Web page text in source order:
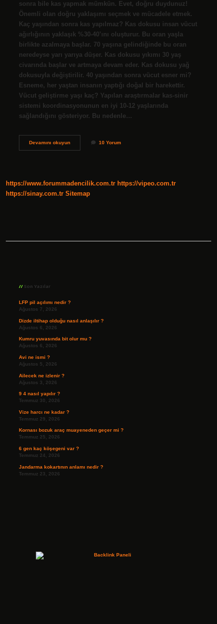
sonra bile kas yapmak mümkün. Evet, doğru duydunuz!
Önemli olan doğru yaklaşımı seçmek ve mücadele etmek.
Kaç yaşından sonra kas yapılmaz? Kas dokusu insan vücut
ağırlığının yaklaşık %30-40’ını oluşturur. Bu oran yaşla
birlikte azalmaya başlar. 70 yaşına gelindiğinde bu oran
neredeyse yarı yarıya düşer. Kas dokusu yıkımı 30 yaş
civarında başlar ve artmaya devam eder. Kas dokusu yağ
dokusuyla değiştirilir. 40 yaşından sonra vücut esner mi?
Esneme, her yaştan insanın yaptığı doğal bir harekettir.
Vücut geliştirme yaşı kaç? Yapılan araştırmalar kas-sinir
sistemi koordinasyonunun en iyi 10-12 yaşlarında
sağlandığını gösteriyor. Bu nedenle…
Devamını okuyun43
10 Yorum
https://www.forummadencilik.com.tr https://vipeo.com.tr
https://sinay.com.tr Sitemap
Son Yazılar
LFP pil açılımı nedir ?
Ağustos 7, 2026
Dizde iltihap olduğu nasıl anlaşılır ?
Ağustos 6, 2026
Kumru yuvasında bit olur mu ?
Ağustos 6, 2026
Avi ne ismi ?
Ağustos 5, 2026
Ailecek ne izlenir ?
Ağustos 3, 2026
9 4 nasıl yapılır ?
Temmuz 30, 2026
Vize harcı ne kadar ?
Temmuz 29, 2026
Kornası bozuk araç muayeneden geçer mi ?
Temmuz 25, 2026
6 gen kaç köşegeni var ?
Temmuz 24, 2026
Jandarma kokartının anlamı nedir ?
Temmuz 23, 2026